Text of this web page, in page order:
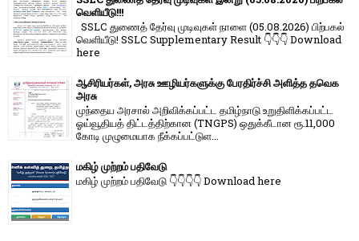
வெளியீடு!!!
SSLC துணைத் தேர்வு முடிவுகள் நாளை (05.08.2026) பிற்பகல்
வெளியீடு! SSLC Supplementary Result 👇👇👇 Download
here
ஆசிரியர்கள், அரசு ஊழியர்களுக்கு பேரதிர்ச்சி அளித்த தவெக
அரசு
முந்தைய அரசால் அறிவிக்கப்பட்ட தமிழ்நாடு உறுதிளிக்கப்பட்ட
ஓய்வூதியத் திட்டத்திற்கான (TNGPS) ஒதுக்கீடான ரூ.11,000
கோடி முழுமையாக நீக்கப்பட்டுள...
மகிழ் முற்றம் பதிவேடு
மகிழ் முற்றம் பதிவேடு 👇👇👇👇 Download here